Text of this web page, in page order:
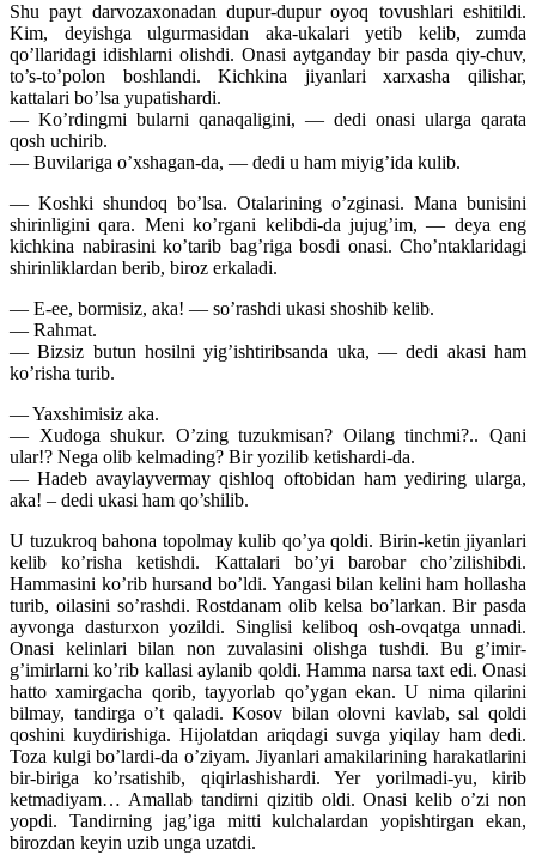
Shu payt darvozaxonadan dupur-dupur oyoq tovushlari eshitildi.
Kim, deyishga ulgurmasidan aka-ukalari yetib kelib, zumda
qo’llaridagi idishlarni olishdi. Onasi aytganday bir pasda qiy-chuv,
to’s-to’polon boshlandi. Kichkina jiyanlari xarxasha qilishar,
kattalari bo’lsa yupatishardi.
— Ko’rdingmi bularni qanaqaligini, — dedi onasi ularga qarata
qosh uchirib.
— Buvilariga o’xshagan-da, — dedi u ham miyig’ida kulib.
— Koshki shundoq bo’lsa. Otalarining o’zginasi. Mana bunisini
shirinligini qara. Meni ko’rgani kelibdi-da jujug’im, — deya eng
kichkina nabirasini ko’tarib bag’riga bosdi onasi. Cho’ntaklaridagi
shirinliklardan berib, biroz erkaladi.
— E-ee, bormisiz, aka! — so’rashdi ukasi shoshib kelib.
— Rahmat.
— Bizsiz butun hosilni yig’ishtiribsanda uka, — dedi akasi ham
ko’risha turib.
— Yaxshimisiz aka.
— Xudoga shukur. O’zing tuzukmisan? Oilang tinchmi?.. Qani
ular!? Nega olib kelmading? Bir yozilib ketishardi-da.
— Hadeb avaylayvermay qishloq oftobidan ham yediring ularga,
aka! – dedi ukasi ham qo’shilib.
U tuzukroq bahona topolmay kulib qo’ya qoldi. Birin-ketin jiyanlari
kelib ko’risha ketishdi. Kattalari bo’yi barobar cho’zilishibdi.
Hammasini ko’rib hursand bo’ldi. Yangasi bilan kelini ham hollasha
turib, oilasini so’rashdi. Rostdanam olib kelsa bo’larkan. Bir pasda
ayvonga dasturxon yozildi. Singlisi keliboq osh-ovqatga unnadi.
Onasi kelinlari bilan non zuvalasini olishga tushdi. Bu g’imir-
g’imirlarni ko’rib kallasi aylanib qoldi. Hamma narsa taxt edi. Onasi
hatto xamirgacha qorib, tayyorlab qo’ygan ekan. U nima qilarini
bilmay, tandirga o’t qaladi. Kosov bilan olovni kavlab, sal qoldi
qoshini kuydirishiga. Hijolatdan ariqdagi suvga yiqilay ham dedi.
Toza kulgi bo’lardi-da o’ziyam. Jiyanlari amakilarining harakatlarini
bir-biriga ko’rsatishib, qiqirlashishardi. Yer yorilmadi-yu, kirib
ketmadiyam… Amallab tandirni qizitib oldi. Onasi kelib o’zi non
yopdi. Tandirning jag’iga mitti kulchalardan yopishtirgan ekan,
birozdan keyin uzib unga uzatdi.